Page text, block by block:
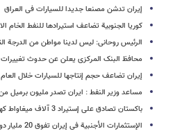
إیران تدشن مصنعا جدیدا للسیارات فی العراق
کوریا الجنوبیة تضاعف استیرادها للنفط الخام
الرئیس روحانی: لیس لدینا مواطن من الدرجة
محافظ البنک المرکزی یعلن عن حدوث تغییرات
إیران تضاعف حجم إنتاجها للسیارات خلال العام
مساعد وزیر النفط : ایران تصدر ملیون برمیل من
باکستان تصادق علی إستیراد 3 آلاف میغاواط کهرباء من إیران
الإستثمارات الأجنبیة فی إیران تفوق 20 ملیار دولار